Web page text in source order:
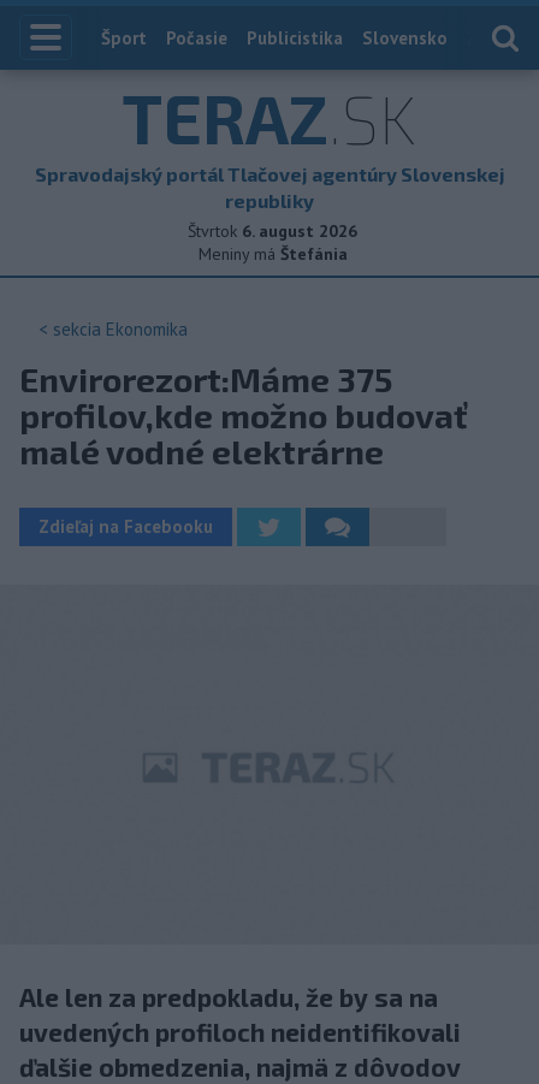
Index
Šport Počasie Publicistika Slovensko
TERAZ.SK
Spravodajský portál Tlačovej agentúry Slovenskej
republiky
Štvrtok 6. august 2026
Meniny má Štefánia
< sekcia Ekonomika
Envirorezort:Máme 375
profilov,kde možno budovať
malé vodné elektrárne
Zdieľaj na Facebooku
Ale len za predpokladu, že by sa na
uvedených profiloch neidentifikovali
ďalšie obmedzenia, najmä z dôvodov